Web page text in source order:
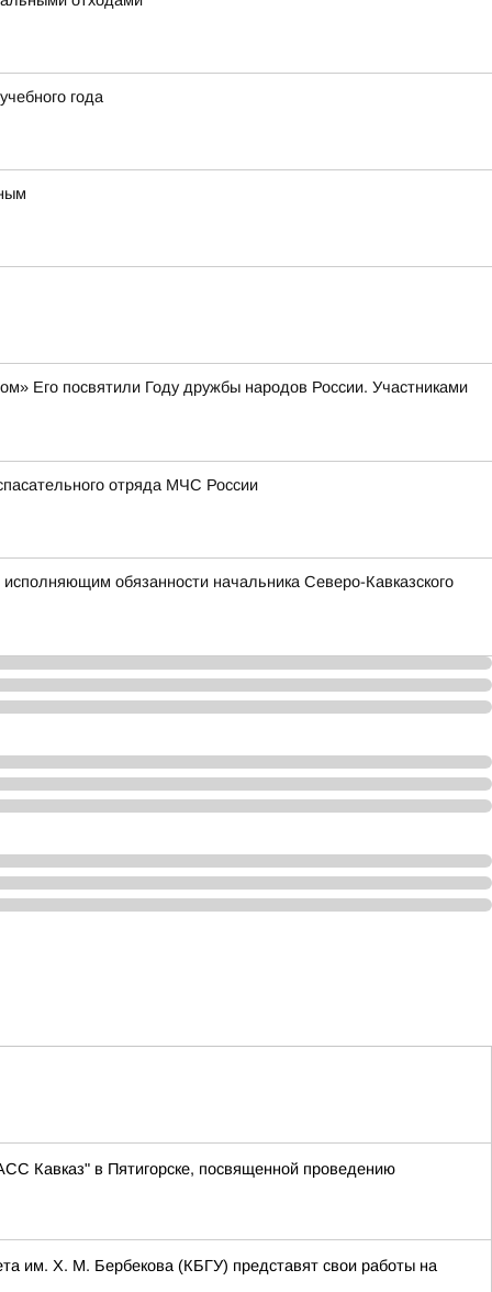
года
Его посвятили Году дружбы народов России. Участниками
отряда МЧС России
обязанности начальника Северо-Кавказского
Кавказ" в Пятигорске, посвященной проведению
им. Х. М. Бербекова (КБГУ) представят свои работы на